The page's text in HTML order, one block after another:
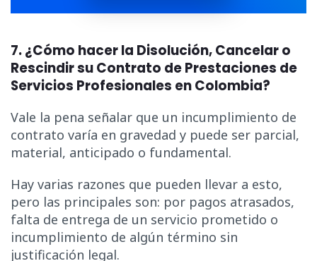
7. ¿Cómo hacer la Disolución, Cancelar o
Rescindir su Contrato de Prestaciones de
Servicios Profesionales en Colombia?
Vale la pena señalar que un incumplimiento de
contrato varía en gravedad y puede ser parcial,
material, anticipado o fundamental.
Hay varias razones que pueden llevar a esto,
pero las principales son: por pagos atrasados,
falta de entrega de un servicio prometido o
incumplimiento de algún término sin
justificación legal.